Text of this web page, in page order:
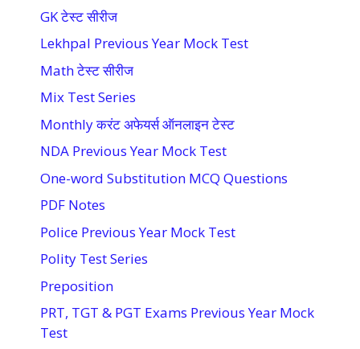
GK टेस्ट सीरीज
Lekhpal Previous Year Mock Test
Math टेस्ट सीरीज
Mix Test Series
Monthly करंट अफेयर्स ऑनलाइन टेस्ट
NDA Previous Year Mock Test
One-word Substitution MCQ Questions
PDF Notes
Police Previous Year Mock Test
Polity Test Series
Preposition
PRT, TGT & PGT Exams Previous Year Mock
Test